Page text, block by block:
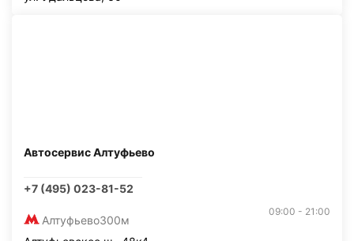
Автосервис Алтуфьево
+7 (495) 023-81-52
Алтуфьево300м
09:00 - 21:00